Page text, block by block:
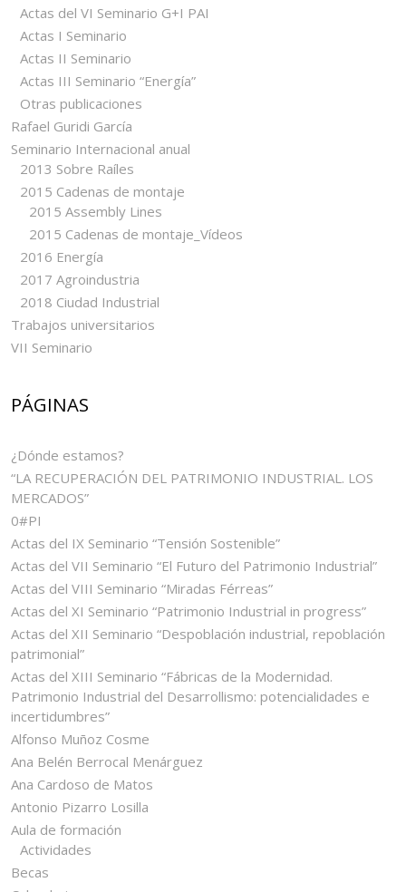
Actas del VI Seminario G+I PAI
Actas I Seminario
Actas II Seminario
Actas III Seminario “Energía”
Otras publicaciones
Rafael Guridi García
Seminario Internacional anual
2013 Sobre Raíles
2015 Cadenas de montaje
2015 Assembly Lines
2015 Cadenas de montaje_Vídeos
2016 Energía
2017 Agroindustria
2018 Ciudad Industrial
Trabajos universitarios
VII Seminario
PÁGINAS
¿Dónde estamos?
“LA RECUPERACIÓN DEL PATRIMONIO INDUSTRIAL. LOS
MERCADOS”
0#PI
Actas del IX Seminario “Tensión Sostenible”
Actas del VII Seminario “El Futuro del Patrimonio Industrial”
Actas del VIII Seminario “Miradas Férreas”
Actas del XI Seminario “Patrimonio Industrial in progress”
Actas del XII Seminario “Despoblación industrial, repoblación
patrimonial”
Actas del XIII Seminario “Fábricas de la Modernidad.
Patrimonio Industrial del Desarrollismo: potencialidades e
incertidumbres”
Alfonso Muñoz Cosme
Ana Belén Berrocal Menárguez
Ana Cardoso de Matos
Antonio Pizarro Losilla
Aula de formación
Actividades
Becas